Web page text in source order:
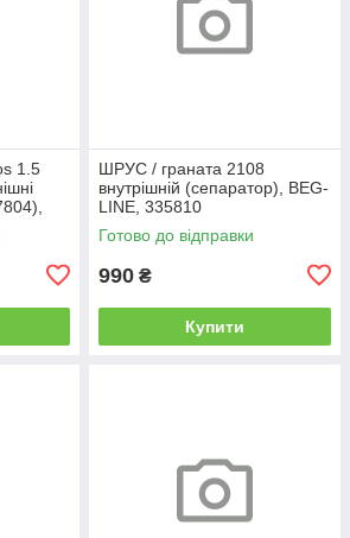
1.5
ШРУС / граната 2108
внутрішній (сепаратор), BEG-
LINE, 335810
Готово до відправки
990 ₴
Купити